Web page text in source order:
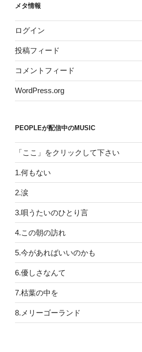
メタ情報
ログイン
投稿フィード
コメントフィード
WordPress.org
PEOPLEが配信中のMUSIC
「ここ」をクリックして下さい
1.何もない
2.涙
3.唄うたいのひとり言
4.この朝の訪れ
5.今があればいいのかも
6.優しさなんて
7.枯葉の中を
8.メリーゴーランド